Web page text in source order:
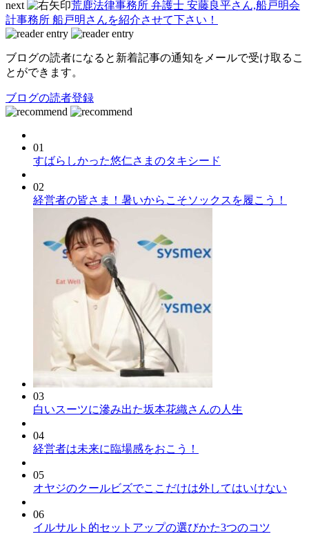
next
荒鹿法律事務所 弁護士 安藤良平さん,船戸明会
計事務所 船戸明さんを紹介させて下さい！
ブログの読者になると新着記事の通知をメールで受け取るこ
とができます。
ブログの読者登録
01
すばらしかった悠仁さまのタキシード
02
経営者の皆さま！暑いからこそソックスを履こう！
03
白いスーツに滲み出た坂本花織さんの人生
04
経営者は未来に臨場感をおこう！
05
オヤジのクールビズでここだけは外してはいけない
06
イルサルト的セットアップの選びかた3つのコツ